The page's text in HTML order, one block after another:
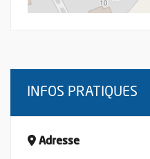
INFOS PRATIQUES
Adresse